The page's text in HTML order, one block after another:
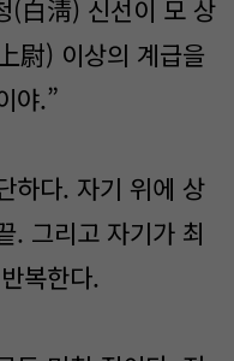
(白淸) 신선이 모 상
尉) 이상의 계급을
야.”
하다. 자기 위에 상
. 그리고 자기가 최
복한다.